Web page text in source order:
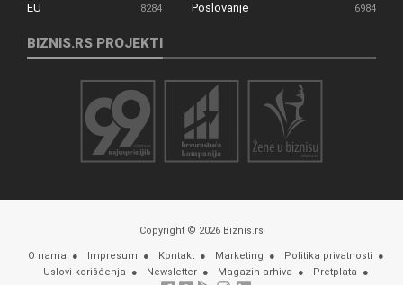
EU 8284 Poslovanje 6984
BIZNIS.RS PROJEKTI
Copyright © 2026 Biznis.rs
O nama Impresum Kontakt Marketing
Politika privatnosti
Uslovi korišćenja
Newsletter Magazin arhiva Pretplata